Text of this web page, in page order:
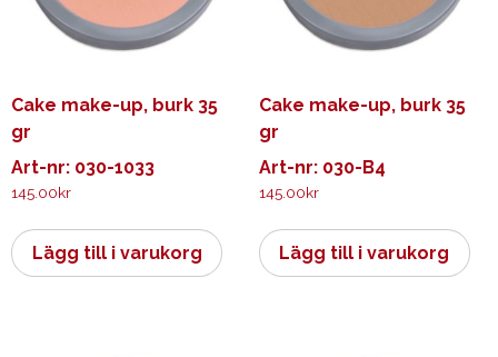
Cake make-up, burk 35
gr
Art-nr: 030-1033
145.00kr
Lägg till i varukorg
Cake make-up, burk 35
gr
Art-nr: 030-B4
145.00kr
Lägg till i varukorg